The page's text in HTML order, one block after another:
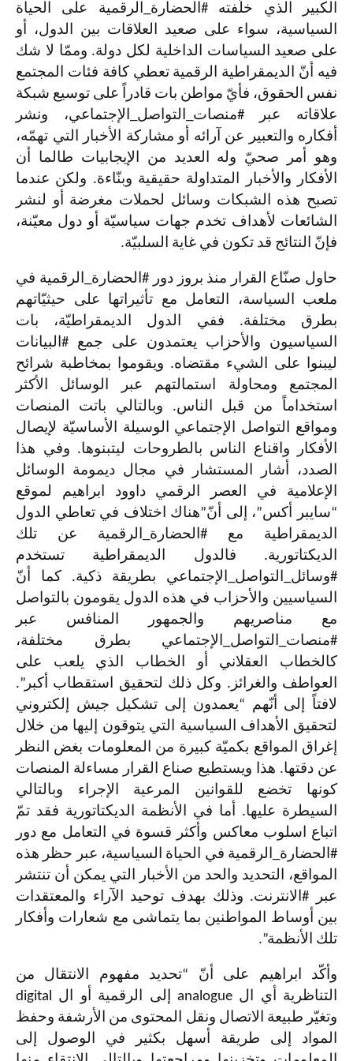
الكبير الذي خلّفته# الحضارة
الرقمية على الحياة
السياسية، سواء على صعيد العلاقات بين الدول، أو
على صعيد السياسات الداخلية لكل دولة. وممّا لا شك
فيه أنّ الديمقراطية الرقمية تعطي كافة فئات المجتمع
نفس الحقوق، فأيّ مواطن بات قادراً على توسيع شبكة
علاقاته عبر#منصات التواصل
الإجتماعي، ونشر
أفكاره والتعبير عن آرائه أو مشاركة الأخبار التي تهمّه،
وهو أمر صحيّ وله العديد من الإيجابيات طالما أن
الأفكار والأخبار المتداولة حقيقية وبنّاءة. ولكن عندما
تصبح هذه الشبكات وسائل لحملات مغرضة أو لنشر
الشائعات لأهداف تخدم جهات سياسيّة أو دول معيّنة،
فإنّ النتائج قد تكون في غاية السلبيّة.
حاول صنّاع القرار منذ بروز دور# الحضارة
الرقمية في
ملعب السياسة، التعامل مع تأثيراتها على حيثيّاتهم
بطرق مختلفة. ففي الدول الديمقراطيّة، بات
السياسيون والأحزاب يعتمدون على جمع #البيانات
ليبنوا على الشيء مقتضاه. ويقوموا بمخاطبة شرائح
المجتمع ومحاولة استمالتهم عبر الوسائل الأكثر
استخداماً من قبل الناس. وبالتالي باتت المنصات
ومواقع التواصل الإجتماعي الوسيلة الأساسيّة لإيصال
الأفكار واقناع الناس بالطروحات ليتبنوها. وفي هذا
الصدد، أشار المستشار في مجال ديمومة الوسائل
الإعلامية في العصر الرقمي داوود ابراهيم لموقع
“سايبر أكس”، إلى أنّ”هناك اختلاف في تعاطي الدول
الديمقراطية مع #الحضارة_الرقمية عن تلك
الديكتاتورية. فالدول الديمقراطية تستخدم
#وسائل_التواصل_الإجتماعي بطريقة ذكية. كما أنّ
السياسيين والأحزاب في هذه الدول يقومون بالتواصل
مع مناصريهم والجمهور المنافس عبر
#منصات_التواصل_الإجتماعي بطرق مختلفة،
كالخطاب العقلاني أو الخطاب الذي يلعب على
العواطف والغرائز. وكل ذلك لتحقيق استقطاب أكبر”.
لافتاً إلى أنّهم “يعمدون إلى تشكيل جيش إلكتروني
لتحقيق الأهداف السياسية التي يتوقون إليها من خلال
إغراق المواقع بكميّة كبيرة من المعلومات بغض النظر
عن دقتها. هذا ويستطيع صناع القرار مساءلة المنصات
كونها تخضع للقوانين المرعية الإجراء وبالتالي
السيطرة عليها. أما في الأنظمة الديكتاتورية فقد تمّ
اتباع اسلوب معاكس وأكثر قسوة في التعامل مع دور
#الحضارة_الرقمية في الحياة السياسية، عبر حظر هذه
المواقع، التحديد والحد من الأخبار التي يمكن أن تنتشر
عبر #الانترنت. وذلك بهدف توحيد الآراء والمعتقدات
بين أوساط المواطنين بما يتماشى مع شعارات وأفكار
تلك الأنظمة”.
وأكّد ابراهيم على أنّ “تحديد مفهوم الانتقال من
التناظرية أي الanalogue إلى الرقمية أو ال
digital
وتغيّر طبيعة الاتصال ونقل المحتوى من الأرشفة وحفظ
المواد إلى طريقة أسهل بكثير في الوصول إلى